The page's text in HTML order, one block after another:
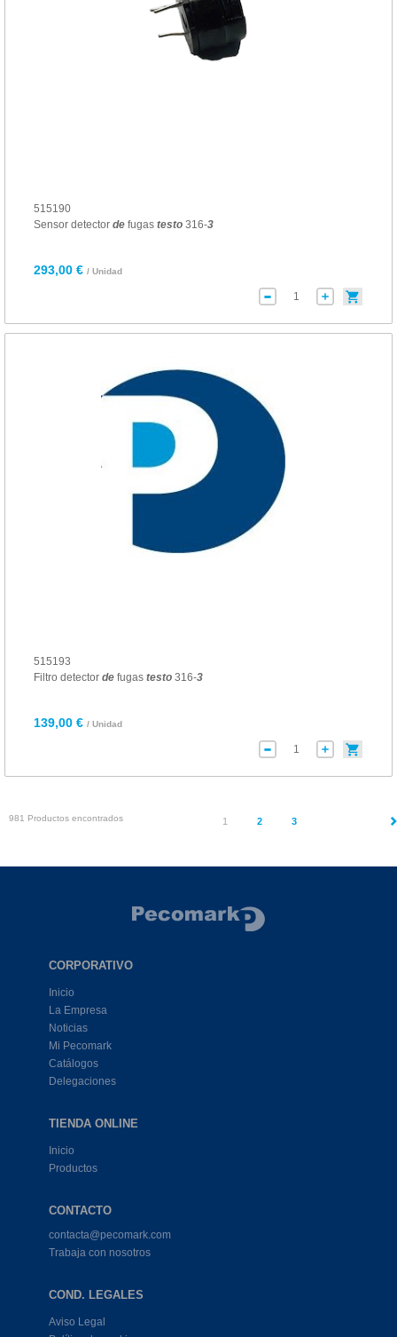
515190
Sensor detector defugas testo316-3
293,00 € / Unidad
515193
Filtro detector defugas testo316-3
139,00 € / Unidad
981 Productos encontrados 1 (current)
2 3
CORPORATIVO
Inicio
La Empresa
Noticias
Mi Pecomark
Catálogos
Delegaciones
TIENDA ONLINE
Inicio
Productos
CONTACTO
contacta@pecomark.com
Trabaja con nosotros
COND. LEGALES
Aviso Legal